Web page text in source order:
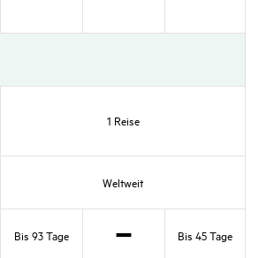
zutref­
zutref­
fend
1 Reise
Welt­weit
Bis 93 Tage
Bis 45 Tage